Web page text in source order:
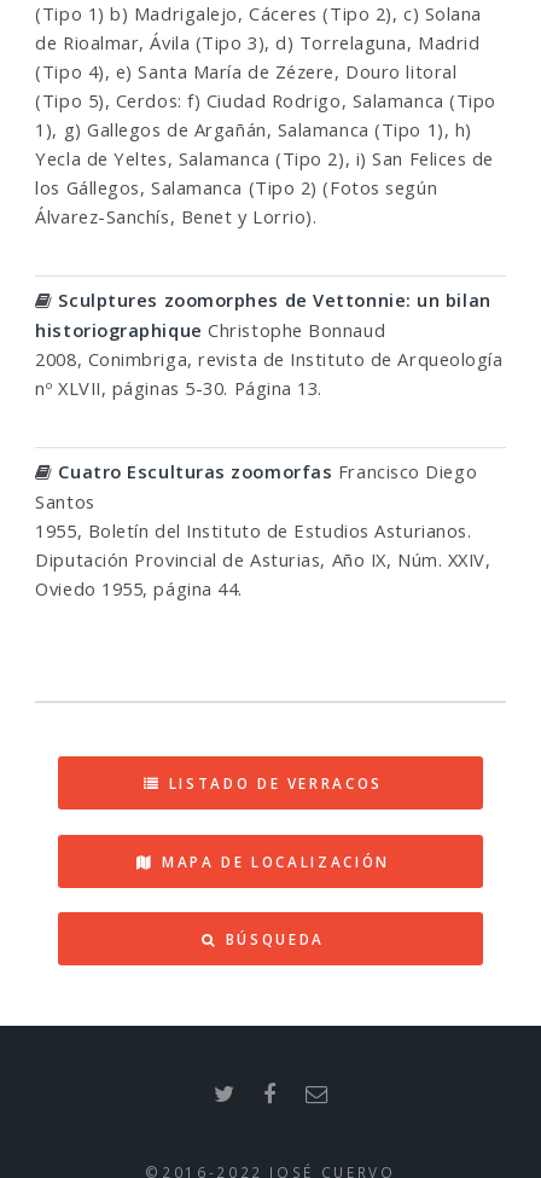
(Tipo 1) b) Madrigalejo, Cáceres (Tipo 2), c) Solana
de Rioalmar, Ávila (Tipo 3), d) Torrelaguna, Madrid
(Tipo 4), e) Santa María de Zézere, Douro litoral
(Tipo 5), Cerdos: f) Ciudad Rodrigo, Salamanca (Tipo
1), g) Gallegos de Argañán, Salamanca (Tipo 1), h)
Yecla de Yeltes, Salamanca (Tipo 2), i) San Felices de
los Gállegos, Salamanca (Tipo 2) (Fotos según
Álvarez-Sanchís, Benet y Lorrio).
Sculptures zoomorphes de Vettonnie: un bilan
historiographique Christophe Bonnaud
2008, Conimbriga, revista de Instituto de Arqueología
nº XLVII, páginas 5-30. Página 13.
Cuatro Esculturas zoomorfas Francisco Diego
Santos
1955, Boletín del Instituto de Estudios Asturianos.
Diputación Provincial de Asturias, Año IX, Núm. XXIV,
Oviedo 1955, página 44.
LISTADO DE VERRACOS
MAPA DE LOCALIZACIÓN
BÚSQUEDA
©2016-2022 JOSÉ CUERVO